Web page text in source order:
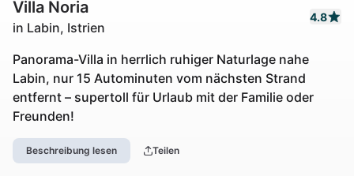
Villa Noria
in Labin, Istrien
4.8
Panorama-Villa in herrlich ruhiger Naturlage nahe
Labin, nur 15 Autominuten vom nächsten Strand
entfernt – supertoll für Urlaub mit der Familie oder
Freunden!
Beschreibung lesen Teilen